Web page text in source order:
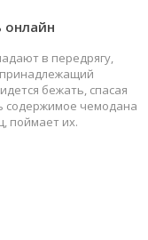
онлайн
в передрягу,
бежать, спасая
содержимое чемодана
поймает их.